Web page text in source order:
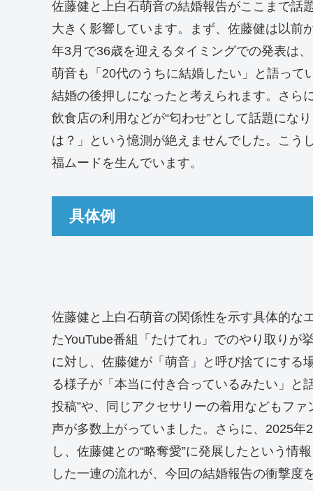
佐藤健と上白石萌音の結婚報告がここまで話
大きく影響しています。まず、佐藤健は以前
年3月で36歳を迎えるタイミングでの発表は
萌音も「20代のうちに結婚したい」と語っ
結婚の後押しになったと考えられます。さら
飲食店の利用などが“匂わせ”として話題にな
は？」という憶測が絶えませんでした。こう
福ムードを生んでいます。
具体例
佐藤健と上白石萌音の関係性を示す具体的な
たYouTube番組「たけてれ」でのやり取りが
に対し、佐藤健が「萌音」と呼び捨てにする
る様子が「本当に付き合っているみたい」と
投稿”や、同じアクセサリーの着用などもフ
声が多数上がっていました。さらに、2025
し、佐藤健との“略奪愛”に発展したという情
した一連の流れが、今回の結婚報告の衝撃度